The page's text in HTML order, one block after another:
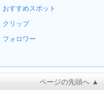
おすすめスポット
クリップ
フォロワー
ページの先頭へ ▲